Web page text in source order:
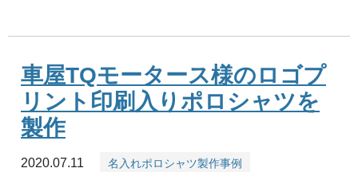
車屋TQモータース様のロゴプ
リント印刷入りポロシャツを
製作
2020.07.11 名入れポロシャツ製作事例